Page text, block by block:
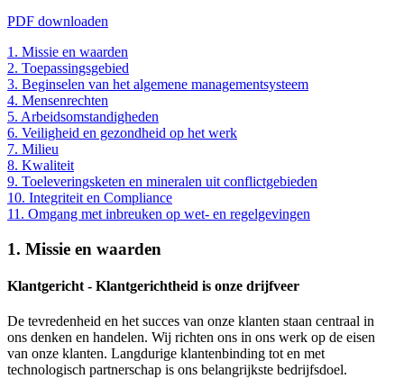
PDF downloaden
1. Missie en waarden
2. Toepassingsgebied
3. Beginselen van het algemene managementsysteem
4. Mensenrechten
5. Arbeidsomstandigheden
6. Veiligheid en gezondheid op het werk
7. Milieu
8. Kwaliteit
9. Toeleveringsketen en mineralen uit conflictgebieden
10. Integriteit en Compliance
11. Omgang met inbreuken op wet- en regelgevingen
1. Missie en waarden
Klantgericht - Klantgerichtheid is onze drijfveer
De tevredenheid en het succes van onze klanten staan centraal in
ons denken en handelen. Wij richten ons in ons werk op de eisen
van onze klanten. Langdurige klantenbinding tot en met
technologisch partnerschap is ons belangrijkste bedrijfsdoel.